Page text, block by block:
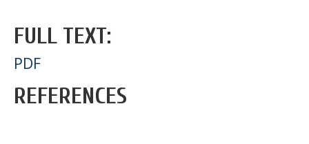
FULL TEXT:
PDF
REFERENCES